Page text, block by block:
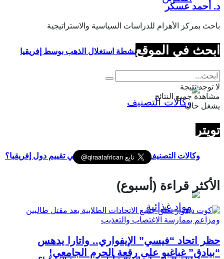
انعدام الحوكمة في أنشطة استغلال الذهب بوسط إفريقيا
وكالات التصنيف الثلاث: أرقام أم تحيّز في تقييم دول إفريقيا؟
د. أحمد عسكر
باحث بمركز الأهرام للدراسات السياسية والاستراتيجية
ابحث في الموقع
لا توجد نتيجة
مشاهدة جميع النتائج
يشغل حاليا
تويتر
الأكثر قراءة (أسبوع)
حظر اتحاد “فيسي” الإيفواري.. واتارا يدهس
“بيادق” غباغبو على رقعة الحرم الجامعي!